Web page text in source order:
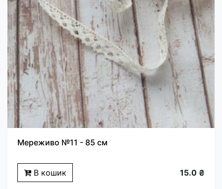
Мереживо №11 - 85 см
В кошик 15.0 ₴